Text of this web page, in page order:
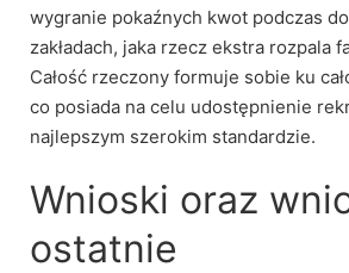
wygranie pokaźnych kwot podczas
zakładach, jaka rzecz ekstra rozpala
Całość rzeczony formuje sobie ku
co posiada na celu udostępnienie
najlepszym szerokim standardzie.
Wnioski oraz
ostatnie